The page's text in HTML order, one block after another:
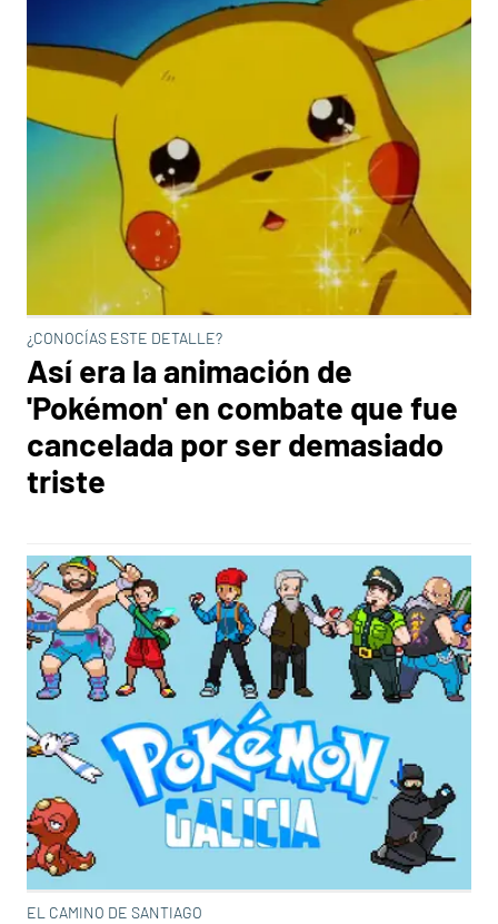
¿CONOCÍAS ESTE DETALLE?
Así era la animación de
'Pokémon' en combate que fue
cancelada por ser demasiado
triste
EL CAMINO DE SANTIAGO